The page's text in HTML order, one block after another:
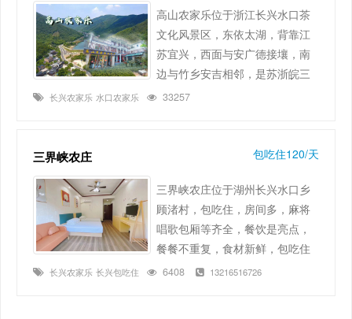
高山农家乐位于浙江长兴水口茶
文化风景区，东依太湖，背靠江
苏宜兴，西面与安广德接壤，南
边与竹乡安吉相邻，是苏浙皖三
省交界处的重要景点之ー。水口
化的发祥地之一。 农家乐环境 农
有漫山遍野的碧绿翠竹，满满的
负氧离子;这里有茶山和晨烟，生
活傭懒，时光缓慢而柔软;这
里……
长兴农家乐 水口农家乐 33257
包吃住120/天
三界峡农庄
三界峡农庄位于湖州长兴水口乡
顾渚村，包吃住，房间多，麻将
唱歌包厢等齐全，餐饮是亮点，
餐餐不重复，食材新鲜，包吃住
周末不涨价，不收空调费！自带
长兴农家乐 长兴包吃住 6408 13216516726